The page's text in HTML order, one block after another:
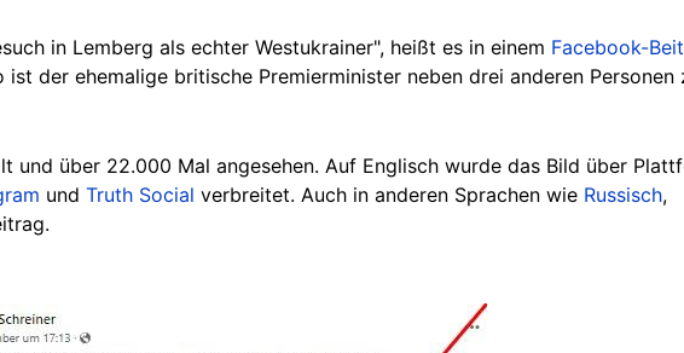
in Lemberg als echter Westukrainer", heißt es in einem Facebook-
der ehemalige britische Premierminister neben drei anderen Personen
und über 22.000 Mal angesehen. Auf Englisch wurde das Bild über
und Truth Social verbreitet. Auch in anderen Sprachen wie Russisch,